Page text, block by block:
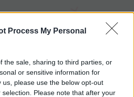
Process My Personal
the sale, sharing to third parties, or
or sensitive information for
please use the below opt-out
Please note that after your
Northern Heights Candy